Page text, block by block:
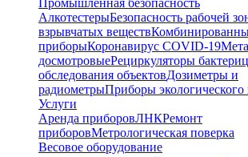
Промышленная безопасность
АлкотестерыБезопасность рабочей
взрывчатых веществ
приборыКоронавирус COVID-19
досмотровыеРециркуляторы
обследования объектовДозиметры и
радиометрыПриборы экологического
Услуги
Аренда приборовЛНКРемонт
приборовМетрологическая поверка
Весовое оборудование